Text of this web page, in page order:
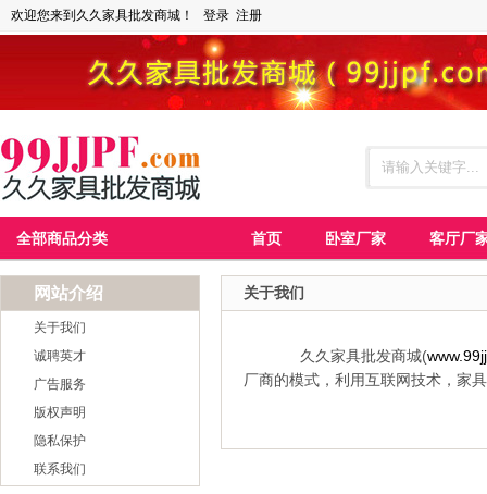
欢迎您来到久久家具批发商城！ 登录 注册
全部商品分类 首页 卧室厂家 客厅厂
网站介绍
关于我们
诚聘英才
广告服务
版权声明
隐私保护
联系我们
关于我们
久久家具批发商城(
厂商的模式，利用互联网技术，家